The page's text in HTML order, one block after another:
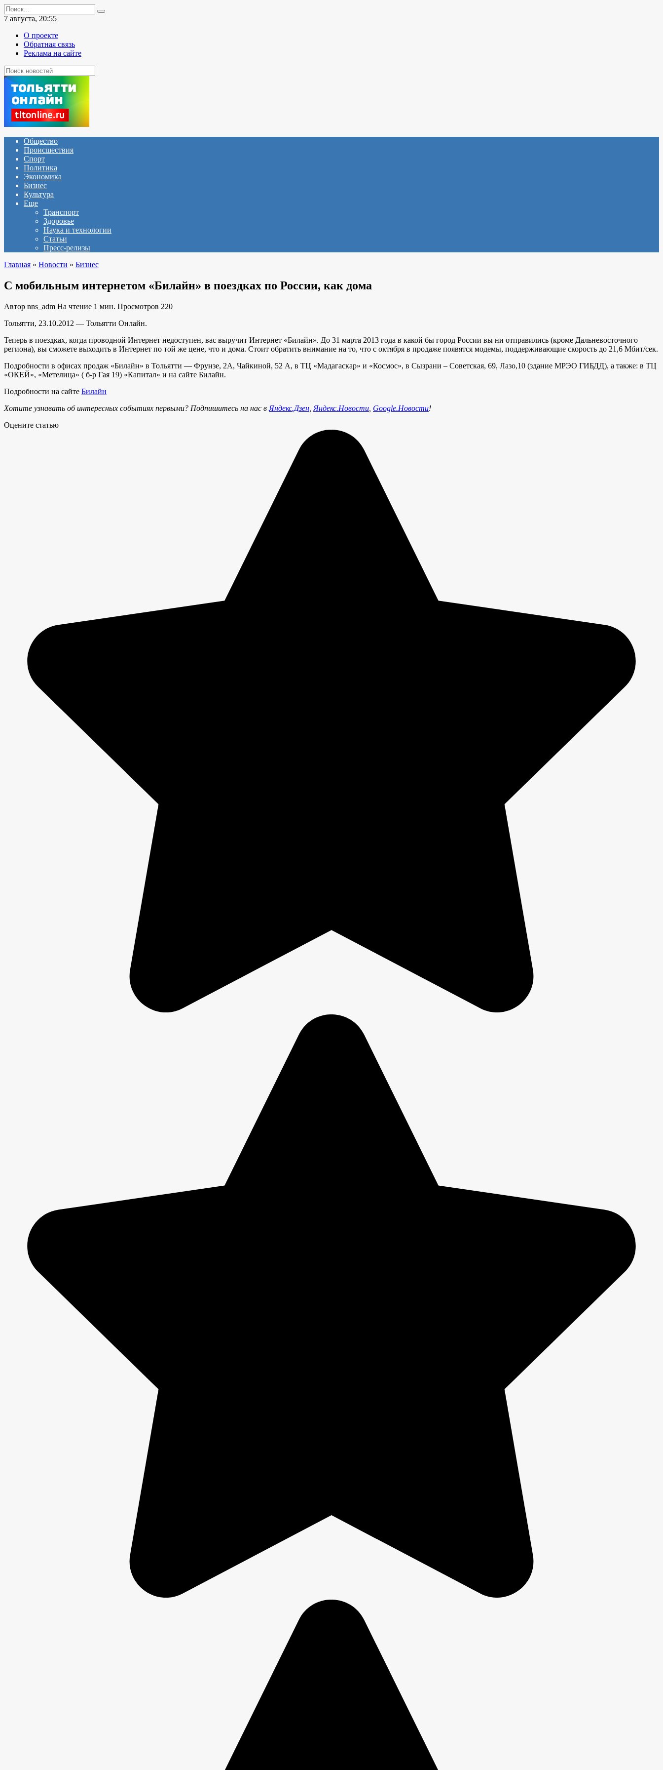
Перейти
к
содержанию
Search
for:
7 августа, 20:55
О проекте
Обратная связь
Реклама на сайте
Общество
Происшествия
Спорт
Политика
Экономика
Бизнес
Культура
Еще
Транспорт
Здоровье
Наука и технологии
Статьи
Пресс-релизы
Главная » Новости » Бизнес
С мобильным интернетом «Билайн» в поездках по России, как дома
Автор nns_adm На чтение 1 мин. Просмотров 220
Тольятти, 23.10.2012 — Тольятти Онлайн.
Теперь в поездках, когда проводной Интернет недоступен, вас выручит Интернет «Билайн». До 31 марта 2013 года в какой бы город России вы ни отправились (кроме Дальневосточного
региона), вы сможете выходить в Интернет по той же цене, что и дома. Стоит обратить внимание на то, что с октября в продаже появятся модемы, поддерживающие скорость до 21,6 Мбит/сек.
Подробности в офисах продаж «Билайн» в Тольятти — Фрунзе, 2А, Чайкиной, 52 А, в ТЦ «Мадагаскар» и «Космос», в Сызрани – Советская, 69, Лазо,10 (здание МРЭО ГИБДД), а также: в ТЦ
«ОКЕЙ», «Метелица» ( б-р Гая 19) «Капитал» и на сайте Билайн.
Подробности на сайте Билайн
Хотите узнавать об интересных событиях первыми? Подпишитесь на нас в Яндекс.Дзен Яндекс.Новости Google.Новости!
Оцените статью